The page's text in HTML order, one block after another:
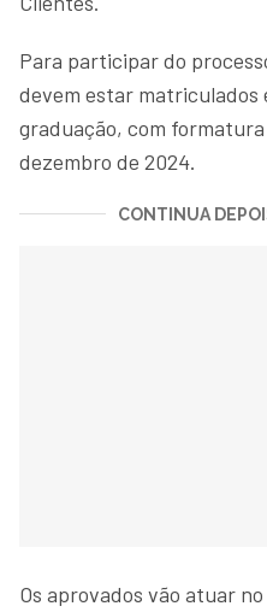
Para participar do
devem estar matriculados
graduação, com
dezembro de 2024.
CONTINUA
Os aprovados vão atuar